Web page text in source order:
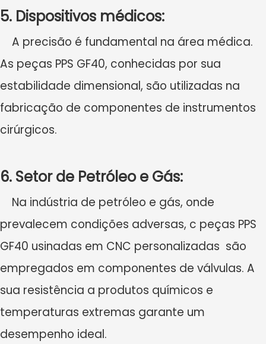
5. Dispositivos médicos:
A precisão é fundamental na área médica.
As peças PPS GF40, conhecidas por sua
estabilidade dimensional, são utilizadas na
fabricação de componentes de instrumentos
cirúrgicos.
6. Setor de Petróleo e Gás:
Na indústria de petróleo e gás, onde
prevalecem condições adversas, c peças PPS
GF40 usinadas em CNC personalizadas são
empregados em componentes de válvulas. A
sua resistência a produtos químicos e
temperaturas extremas garante um
desempenho ideal.